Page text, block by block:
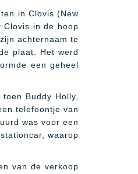
in Clovis (New
Clovis in de hoop
achternaam te
plaat. Het werd
een geheel
Buddy Holly,
telefoontje van
was voor een
waarop
van de verkoop